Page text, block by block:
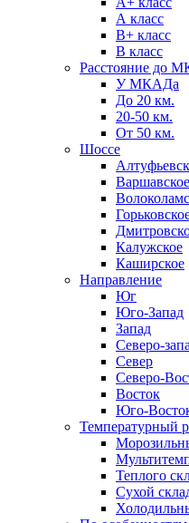
А класс
B+ класс
В класс
Расстояние до
У МКАДа
До 20 км.
20-50 км.
От 50 км.
Шоссе
Варшавское
Калужское
Каширское
Направление
Юг
Юго-Запад
Запад
Северо-
Север
Северо-
Восток
Юго-
Температурный
Теплого
Сухой